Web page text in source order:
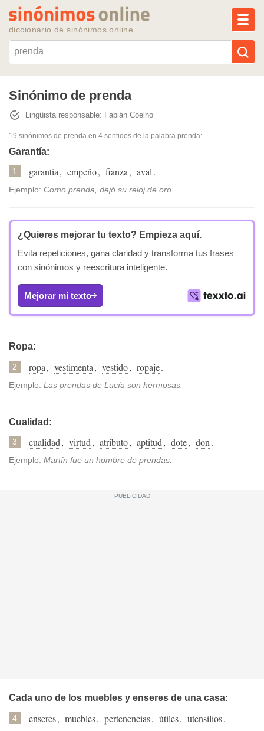
diccionario de sinónimos online
Reescribir texto con IA
Sinónimos populares
Temas recientes
Sinónimo de prenda
Lingüista responsable: Fabián Coelho
19 sinónimos de prenda en 4 sentidos de la palabra prenda:
Garantía:
1 garantía, empeño, fianza, aval.
Ejemplo: Como prenda, dejó su reloj de oro.
¿Quieres mejorar tu texto? Empieza aquí.
Evita repeticiones, gana claridad y transforma tus frases
con sinónimos y reescritura inteligente.
Mejorar mi texto
Ropa:
2 ropa, vestimenta, vestido, ropaje.
Ejemplo: Las prendas de Lucía son hermosas.
Cualidad:
3 cualidad, virtud, atributo, aptitud, dote, don.
Ejemplo: Martín fue un hombre de prendas.
Cada uno de los muebles y enseres de una casa:
4 enseres, muebles, pertenencias, útiles, utensilios.